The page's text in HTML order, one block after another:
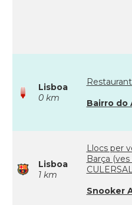
Lisboa
0 km
Bairro do
Lisboa
1 km
Llocs per
Barça (ves
Snooker